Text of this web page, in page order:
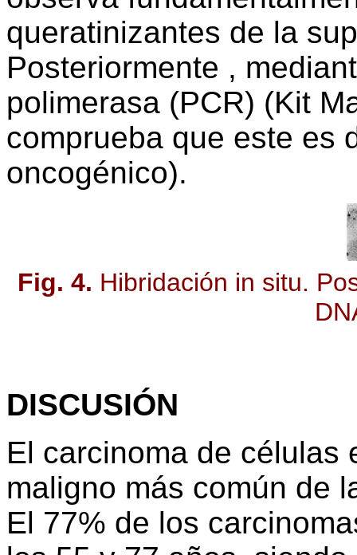
queratinizantes de la
Posteriormente ,
polimerasa (PCR) (Kit
comprueba que este es
oncogénico).
Fig. 4. Hibridación in situ.
DISCUSIÓN
El carcinoma de células
maligno más común de
El 77% de los